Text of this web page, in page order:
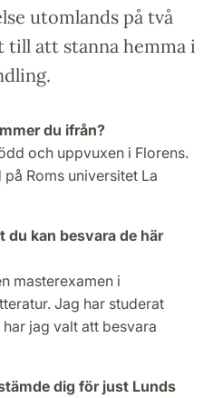
utomlands på två
att stanna hemma i
du ifrån?
och uppvuxen i Florens.
Roms universitet La
du kan besvara de här
masterexamen i
Jag har studerat
jag valt att besvara
dig för just Lunds